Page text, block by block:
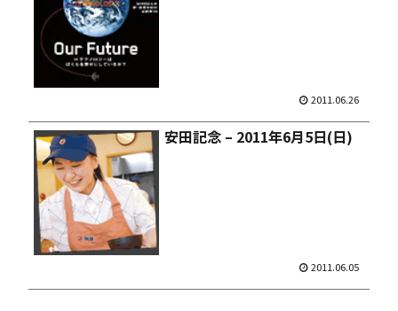
2011.06.26
安田記念 – 2011年6月5日(日)
2011.06.05